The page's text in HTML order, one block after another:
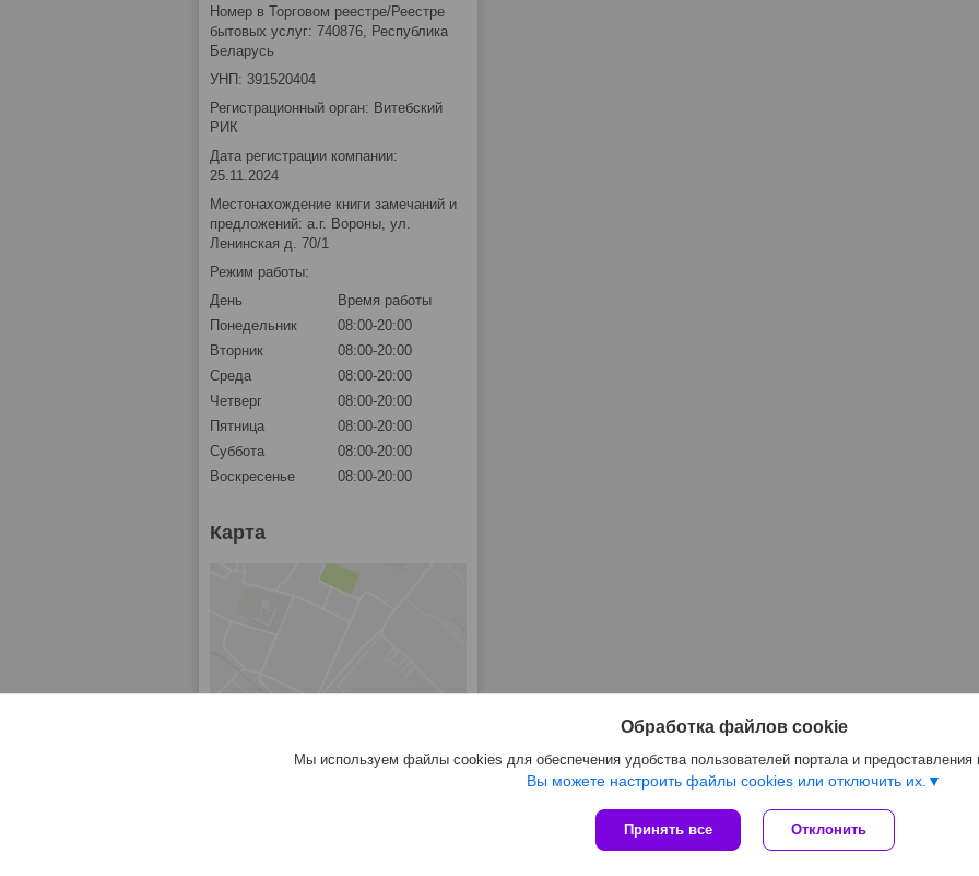
Номер в Торговом реестре/Реестре
бытовых услуг: 740876, Республика
Беларусь
УНП: 391520404
Регистрационный орган: Витебский
РИК
Дата регистрации компании:
25.11.2024
Местонахождение книги замечаний и
предложений: а.г. Вороны, ул.
Ленинская д. 70/1
Режим работы:
День
Время работы
Понедельник
08:00-20:00
Вторник
08:00-20:00
Среда
08:00-20:00
Четверг
08:00-20:00
Пятница
08:00-20:00
Суббота
08:00-20:00
Воскресенье
08:00-20:00
Карта
Сайт создан на платформе Deal.by
Политика обработки файлов cookies
Обработка файлов cookie
Мы используем файлы cookies для обеспечения удобства пользователей портала и предоставления
Вы можете настроить файлы cookies или отключить их.
Принять все Отклонить